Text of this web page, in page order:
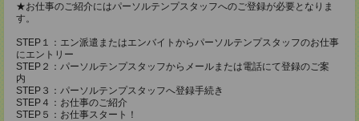
★お仕事のご紹介にはパーソルテンプスタッフへのご登録が必要となりま
す。
STEP１：エン派遣またはエンバイトからパーソルテンプスタッフのお仕事
にエントリー
STEP２：パーソルテンプスタッフからメールまたは電話にて登録のご案
内
STEP３：パーソルテンプスタッフへ登録手続き
STEP４：お仕事のご紹介
STEP５：お仕事スタート！